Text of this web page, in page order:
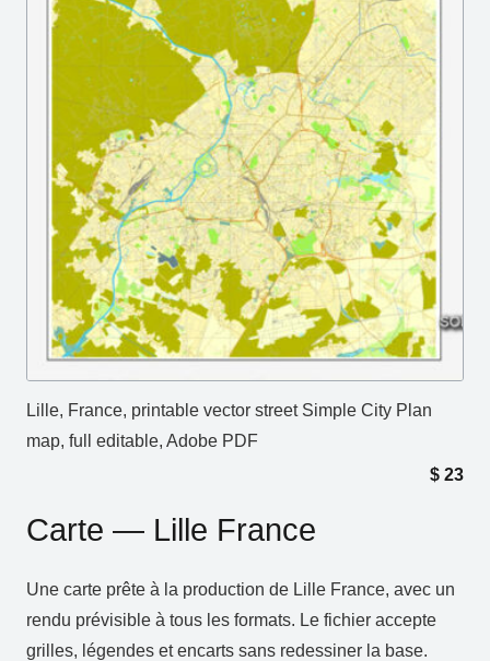
Lille, France, printable vector street Simple City Plan
map, full editable, Adobe PDF
$ 23
Carte — Lille France
Une carte prête à la production de Lille France, avec un
rendu prévisible à tous les formats. Le fichier accepte
grilles, légendes et encarts sans redessiner la base.